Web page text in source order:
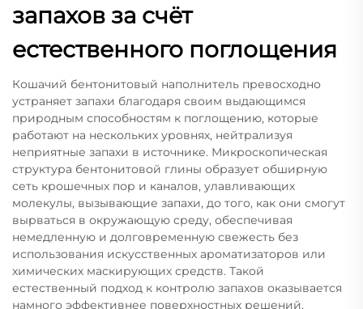
запахов за счёт
естественного поглощения
Кошачий бентонитовый наполнитель превосходно
устраняет запахи благодаря своим выдающимся
природным способностям к поглощению, которые
работают на нескольких уровнях, нейтрализуя
неприятные запахи в источнике. Микроскопическая
структура бентонитовой глины образует обширную
сеть крошечных пор и каналов, улавливающих
молекулы, вызывающие запахи, до того, как они смогут
вырваться в окружающую среду, обеспечивая
немедленную и долговременную свежесть без
использования искусственных ароматизаторов или
химических маскирующих средств. Такой
естественный подход к контролю запахов оказывается
намного эффективнее поверхностных решений,